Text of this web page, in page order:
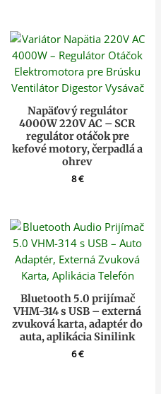
Napäťový regulátor
4000W 220V AC – SCR
regulátor otáčok pre
kefové motory, čerpadlá a
ohrev
8€
Bluetooth 5.0 prijímač
VHM-314 s USB – externá
zvuková karta, adaptér do
auta, aplikácia Sinilink
6€